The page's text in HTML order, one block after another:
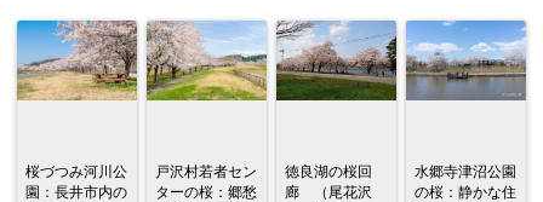
桜づつみ河川公
園：長井市内の
戸沢村若者セン
ターの桜：郷愁
徳良湖の桜回
廊 （尾花沢
水郷寺津沼公園
の桜：静かな住